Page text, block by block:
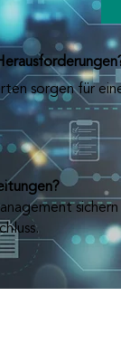
sorgen für